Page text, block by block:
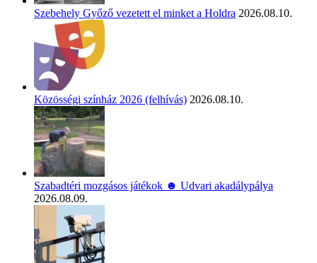
Szebehely Győző vezetett el minket a Holdra 2026.08.10.
Közösségi színház 2026 (felhívás) 2026.08.10.
Szabadtéri mozgásos játékok ☻ Udvari akadálypálya
2026.08.09.